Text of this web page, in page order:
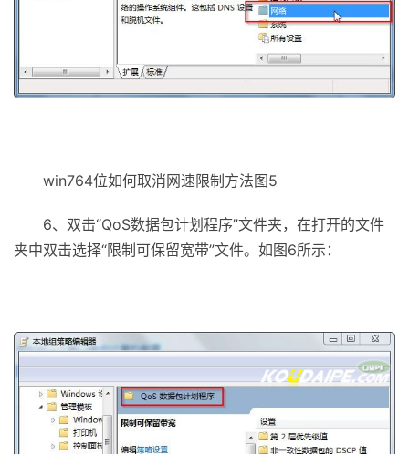
win764位如何取消网速限制方法图5
6、双击“QoS数据包计划程序”文件夹，在打开的文件
夹中双击选择“限制可保留宽带”文件。如图6所示：